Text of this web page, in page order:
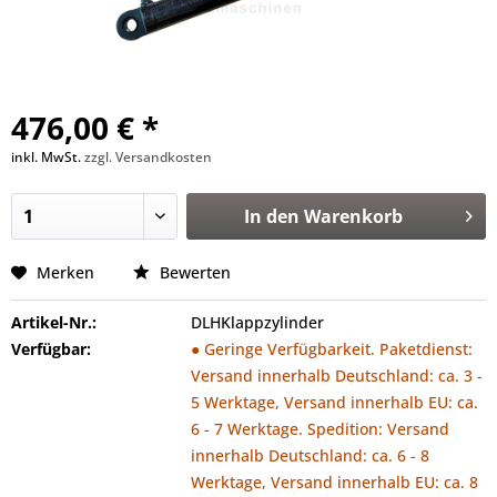
476,00 € *
inkl. MwSt.zzgl. Versandkosten
In den Warenkorb
Merken Bewerten
Artikel-Nr.:
DLHKlappzylinder
Verfügbar:
● Geringe Verfügbarkeit. Paketdienst:
Versand innerhalb Deutschland: ca. 3 -
5 Werktage, Versand innerhalb EU: ca.
6 - 7 Werktage. Spedition: Versand
innerhalb Deutschland: ca. 6 - 8
Werktage, Versand innerhalb EU: ca. 8